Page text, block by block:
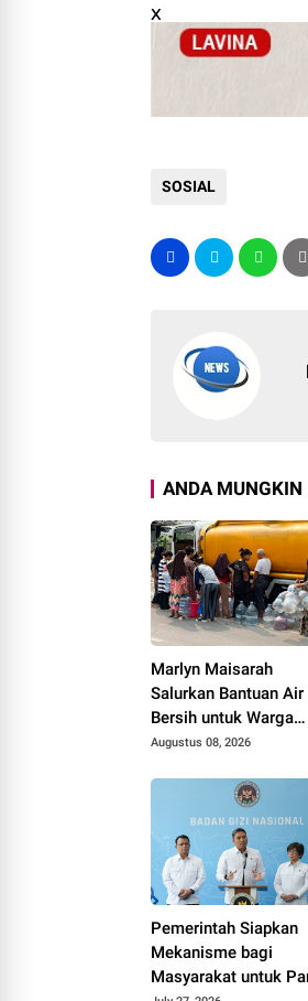
x
SOSIAL
ANDA
Marlyn Maisarah
Salurkan Bantuan Air
Bersih untuk Warga
Babakan Madang
Augustus 08, 2026
Pemerintah Siapkan
Mekanisme bagi
Masyarakat untuk